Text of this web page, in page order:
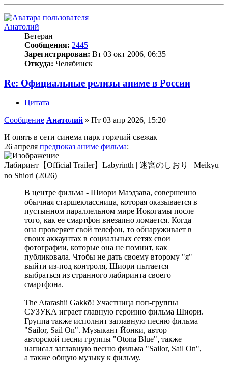
Анатолий
Ветеран
Сообщения: 2445
Зарегистрирован: Вт 03 окт 2006, 06:35
Откуда: Челябинск
Re: Официальные релизы аниме в России
Цитата
Сообщение Анатолий » Пт 03 апр 2026, 15:20
И опять в сети синема парк горячий свежак
26 апреля предпоказ аниме фильма:
Лабиринт【Official Trailer】Labyrinth | 迷宮のしおり | Meikyu
no Shiori (2026)
В центре фильма - Шиори Маэдзава, совершенно
обычная старшеклассница, которая оказывается в
пустынном параллельном мире Иокогамы после
того, как ее смартфон внезапно ломается. Когда
она проверяет свой телефон, то обнаруживает в
своих аккаунтах в социальных сетях свои
фотографии, которые она не помнит, как
публиковала. Чтобы не дать своему второму "я"
выйти из-под контроля, Шиори пытается
выбраться из странного лабиринта своего
смартфона.
The Atarashii Gakkō! Участница поп-группы
СУЗУКА играет главную героиню фильма Шиори.
Группа также исполнит заглавную песню фильма
"Sailor, Sail On". Музыкант Йонки, автор
авторской песни группы "Otona Blue", также
написал заглавную песню фильма "Sailor, Sail On",
а также общую музыку к фильму.